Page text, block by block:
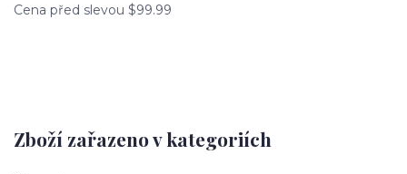
Cena před slevou $99.99
Zboží zařazeno v kategoriích